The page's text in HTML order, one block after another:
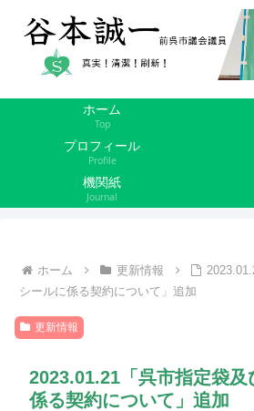
ホーム
Top
プロフィール
Profile
機関紙
Journal
ホーム 更新情報
シールに係る契約について」追加
更新情報
2023.01.21「呉市指定袋及
係る契約について」追加